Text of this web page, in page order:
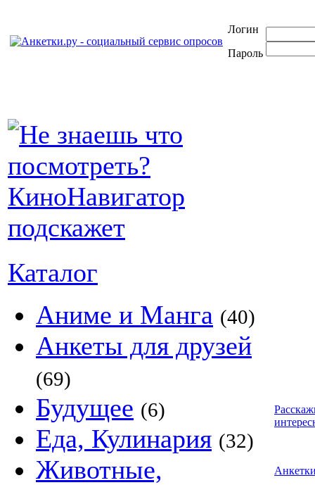
Логин
Пароль
Каталог
Аниме и Манга (40)
Анкеты для друзей
(69)
Будущее (6)
Еда, Кулинария (32)
Животные,